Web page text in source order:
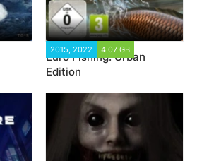
2015, 2022 4.07 GB
Euro Fishing: Urban
Edition